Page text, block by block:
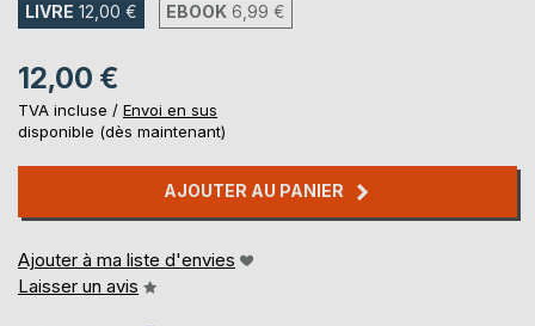
LIVRE 12,00 € EBOOK 6,99 €
12,00 €
TVA incluse / Envoi en sus
disponible (dès maintenant)
AJOUTER AU PANIER
Ajouter à ma liste d'envies
Laisser un avis